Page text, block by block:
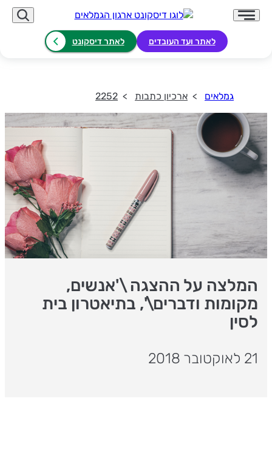
לאתר ועד העובדים לאתר דיסקונט
גמלאים ארכיון כתבות 2252
המלצה על ההצגה \'אנשים,
מקומות ודברים\', בתיאטרון בית
לסין
21 לאוקטובר 2018